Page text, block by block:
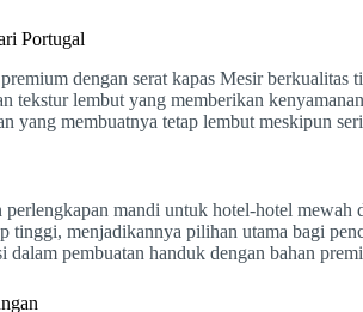
Portugal
dengan serat kapas Mesir berkualitas
tekstur lembut yang memberikan
yang membuatnya tetap lembut meskipun
mandi untuk hotel-hotel
tinggi, menjadikannya pilihan utama bagi
dalam pembuatan handuk dengan bahan